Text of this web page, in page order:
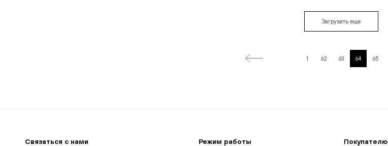
Загрузить еще
1 62 63 64 65
Связаться с нами Режим работы Покупателю